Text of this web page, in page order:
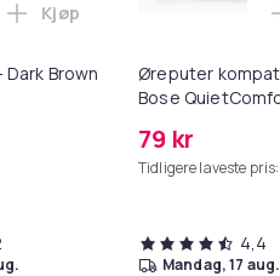
Brown
Legg Toppik - 27,5g - Dark
Kjøp
Øreputer
Bose
Grå
79 kr
Tidligere laveste pris:
4,4
mandag, 17 aug.